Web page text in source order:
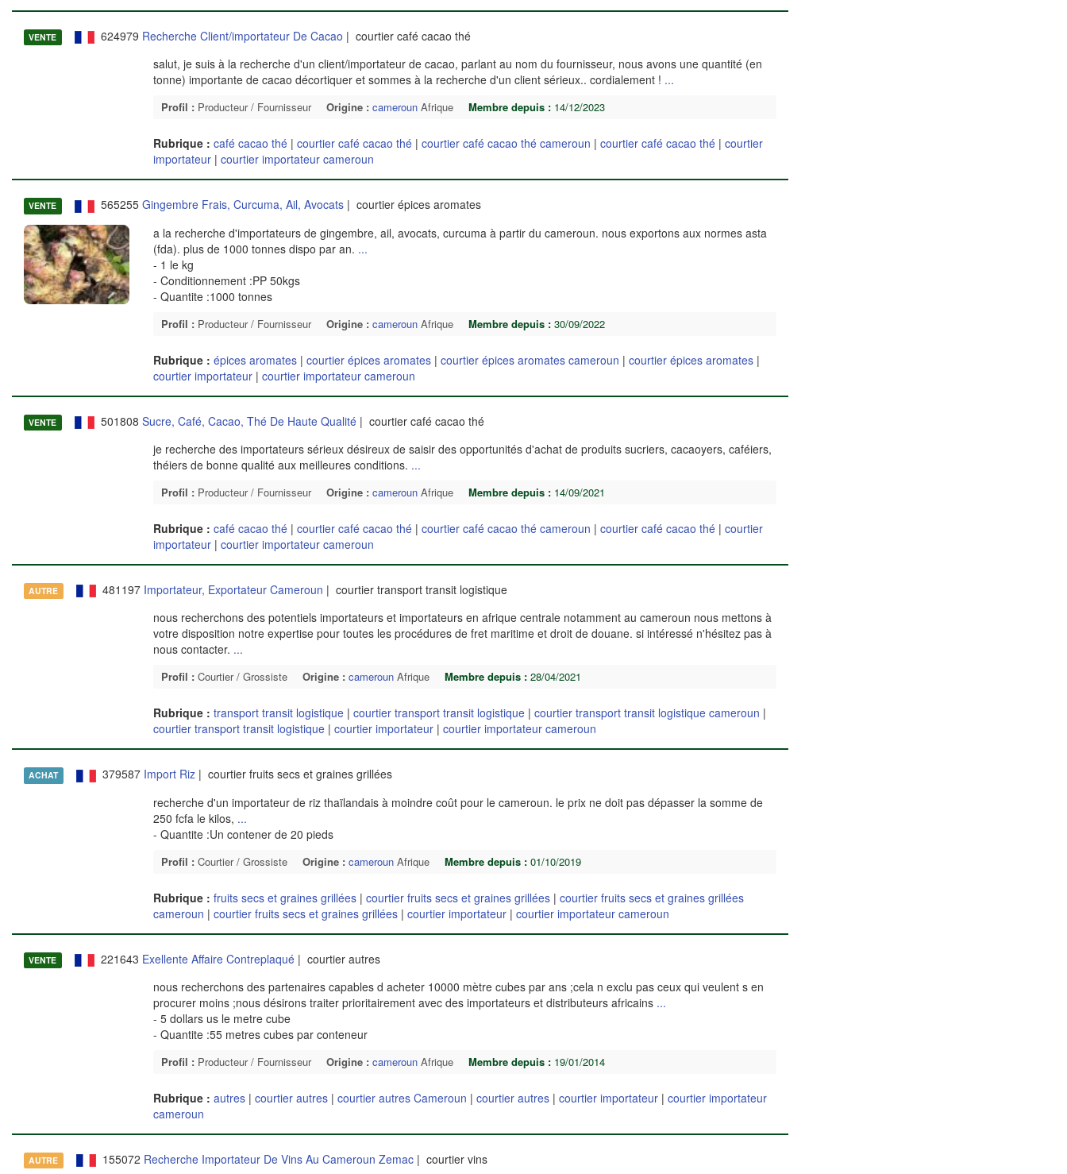
VENTE 624979 Recherche Client/importateur De Cacao | courtier café cacao thé
salut, je suis à la recherche d'un client/importateur de cacao, parlant au nom du fournisseur, nous avons une quantité (en
tonne) importante de cacao décortiquer et sommes à la recherche d'un client sérieux.. cordialement ! ...
Profil :Producteur / Fournisseur Origine : camerounAfrique Membre depuis :14/12/2023
Rubrique : café cacao thé | courtier café cacao thé| courtier café cacao thé cameroun | courtier café cacao thé| courtier
importateur| courtier importateur cameroun
VENTE 565255 Gingembre Frais, Curcuma, Ail, Avocats| courtier épices aromates
a la recherche d'importateurs de gingembre, ail, avocats, curcuma à partir du cameroun. nous exportons aux normes asta
(fda). plus de 1000 tonnes dispo par an. ...
- 1 le kg
- Conditionnement :PP 50kgs
- Quantite :1000 tonnes
Profil :Producteur / Fournisseur Origine : camerounAfrique Membre depuis :30/09/2022
Rubrique : épices aromates | courtier épices aromates| courtier épices aromates cameroun | courtier épices aromates|
courtier importateur| courtier importateur cameroun
VENTE 501808 Sucre, Café, Cacao, Thé De Haute Qualité| courtier café cacao thé
je recherche des importateurs sérieux désireux de saisir des opportunités d'achat de produits sucriers, cacaoyers, caféiers,
théiers de bonne qualité aux meilleures conditions. ...
Profil :Producteur / Fournisseur Origine : camerounAfrique Membre depuis :14/09/2021
Rubrique : café cacao thé | courtier café cacao thé| courtier café cacao thé cameroun | courtier café cacao thé| courtier
importateur| courtier importateur cameroun
AUTRE 481197 Importateur, Exportateur Cameroun | courtier transport transit logistique
nous recherchons des potentiels importateurs et importateurs en afrique centrale notamment au cameroun nous mettons à
votre disposition notre expertise pour toutes les procédures de fret maritime et droit de douane. si intéressé n'hésitez pas à
nous contacter. ...
Profil :Courtier / Grossiste Origine : camerounAfrique Membre depuis :28/04/2021
Rubrique : transport transit logistique | courtier transport transit logistique| courtier transport transit logistique cameroun |
courtier transport transit logistique| courtier importateur| courtier importateur cameroun
ACHAT 379587 Import Riz| courtier fruits secs et graines grillées
recherche d'un importateur de riz thaïlandais à moindre coût pour le cameroun. le prix ne doit pas dépasser la somme de
250 fcfa le kilos, ...
- Quantite :Un contener de 20 pieds
Profil :Courtier / Grossiste Origine : camerounAfrique Membre depuis :01/10/2019
Rubrique : fruits secs et graines grillées | courtier fruits secs et graines grillées| courtier fruits secs et graines grillées
cameroun | courtier fruits secs et graines grillées| courtier importateur| courtier importateur cameroun
VENTE 221643 Exellente Affaire Contreplaqué| courtier autres
nous recherchons des partenaires capables d acheter 10000 mètre cubes par ans ;cela n exclu pas ceux qui veulent s en
procurer moins ;nous désirons traiter prioritairement avec des importateurs et distributeurs africains ...
- 5 dollars us le metre cube
- Quantite :55 metres cubes par conteneur
Profil :Producteur / Fournisseur Origine : camerounAfrique Membre depuis :19/01/2014
Rubrique : autres | courtier autres| courtier autres Cameroun | courtier autres| courtier importateur| courtier importateur
cameroun
AUTRE 155072 Recherche Importateur De Vins Au Cameroun Zemac| courtier vins